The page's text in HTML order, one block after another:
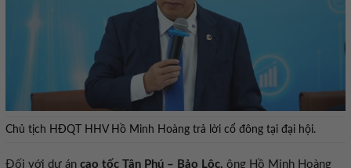
Chủ tịch HĐQT HHV Hồ Minh Hoàng trả lời cổ đông tại đại hội.
Đối với dự án cao tốc Tân Phú – Bảo Lộc, ông Hồ Minh Hoàng